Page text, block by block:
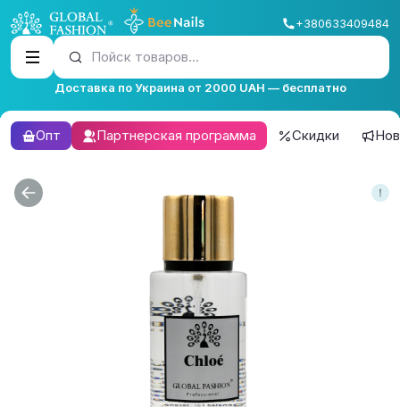
+380633409484
Пойск товаров...
Доставка по Украина от 2000 UAH — бесплатно
Опт Партнерская программа Скидки